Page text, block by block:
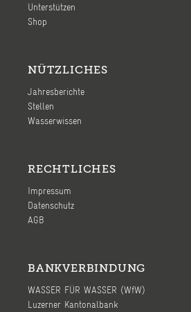
Unterstützen
Shop
NÜTZLICHES
Jahresberichte
Stellen
Wasserwissen
RECHTLICHES
Impressum
Datenschutz
AGB
BANKVERBINDUNG
WASSER FÜR WASSER (WfW)
Luzerner Kantonalbank